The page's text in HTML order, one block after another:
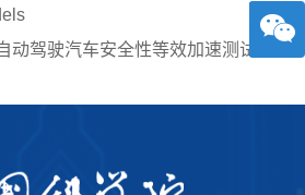
动驾驶汽车安全性等效加速测试